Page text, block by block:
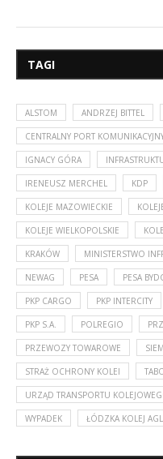
TAGI
ALSTOM ANDRZEJ BITTEL
CENTRALNY PORT
IGNACY GÓRA
IRENEUSZ MERCHEL KDP
KOLEJE MAZOWIECKIE
KOLEJE WIELKOPOLSKIE
KRAKÓW MINISTERSTWO
NEWAG PESA PESA
PKP CARGO PKP INTERCITY
PKP S.A. POLREGIO
PRZEWOZY TOWAROWE
STRAŻ OCHRONY KOLEI
URZĄD TRANSPORTU
WYPADEK ŁÓDZKA KOLEJ